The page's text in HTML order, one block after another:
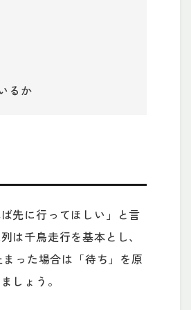
るか
先に行ってほしい」と言
は千鳥走行を基本とし、
った場合は「待ち」を原
しょう。